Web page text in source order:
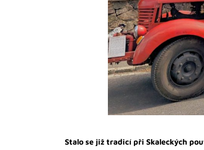
Stalo se již tradicí při Skaleckých